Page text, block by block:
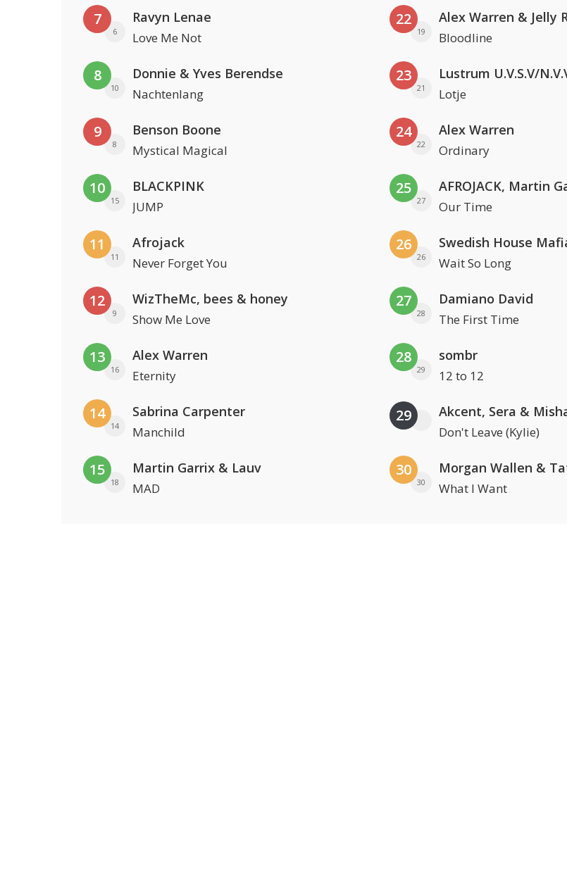
7
6
Ravyn Lenae
Love Me Not
8
10
Donnie & Yves Berendse
Nachtenlang
9
8
Benson Boone
Mystical Magical
10
15
BLACKPINK
JUMP
11
11
Afrojack
Never Forget You
12
9
WizTheMc, bees & honey
Show Me Love
13
16
Alex Warren
Eternity
14
14
Sabrina Carpenter
Manchild
15
18
Martin Garrix & Lauv
MAD
22
19
Alex Warren & Jelly
Bloodline
23
21 Lotje
24
22
Alex Warren
Ordinary
25
27 Our Time
26
26
Swedish House
Wait So Long
27
28
Damiano David
The First Time
28
29
sombr
12 to 12
29 Akcent, Sera &
Don't Leave (Kylie)
30
30
Morgan Wallen &
What I Want